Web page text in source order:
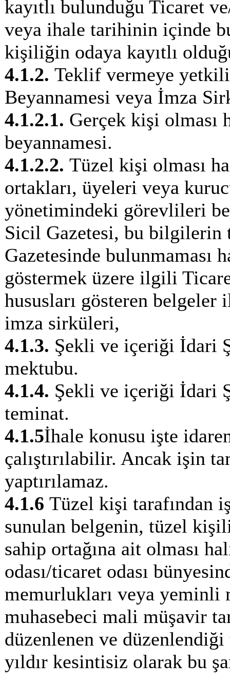
kayıtlı bulunduğu Ticaret
veya ihale tarihinin içinde
kişiliğin odaya kayıtlı
4.1.2. Teklif vermeye
Beyannamesi veya İmza
4.1.2.1. Gerçek kişi olması
beyannamesi.
4.1.2.2. Tüzel kişi olması
ortakları, üyeleri veya
yönetimindeki görevlileri
Sicil Gazetesi, bu bilgilerin
Gazetesinde
göstermek üzere ilgili
hususları gösteren
imza sirküleri,
4.1.3. Şekli ve içeriği İdari
mektubu.
4.1.4. Şekli ve içeriği İdari
teminat.
4.1.5İhale konusu işte
çalıştırılabilir. Ancak işin
yaptırılamaz.
4.1.6 Tüzel kişi tarafından
sunulan belgenin, tüzel
sahip ortağına ait olması
odası/ticaret odası
memurlukları veya yeminli
muhasebeci mali müşavir
düzenlenen ve
yıldır kesintisiz olarak bu